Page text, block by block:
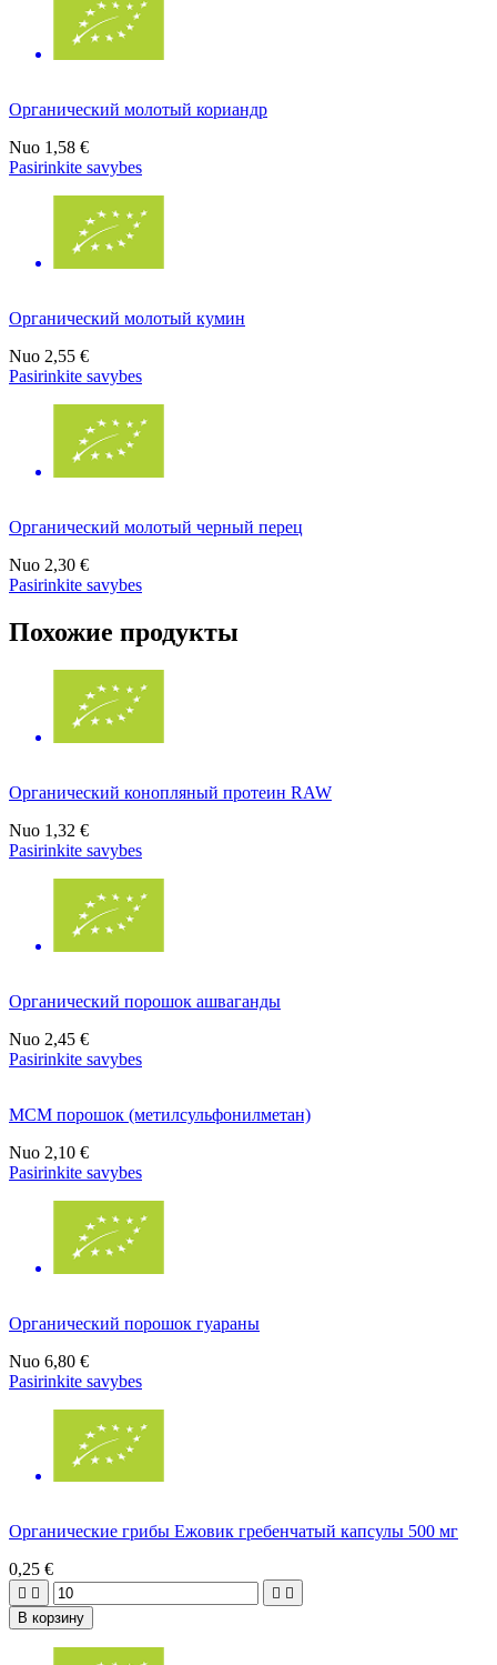
Органический молотый кориандр
Nuo 1,58 €
Pasirinkite savybes
Органический молотый кумин
Nuo 2,55 €
Pasirinkite savybes
Органический молотый черный перец
Nuo 2,30 €
Pasirinkite savybes
Похожие продукты
Органический конопляный протеин RAW
Nuo 1,32 €
Pasirinkite savybes
Органический порошок ашваганды
Nuo 2,45 €
Pasirinkite savybes
МСМ порошок (метилсульфонилметан)
Nuo 2,10 €
Pasirinkite savybes
Органический порошок гуараны
Nuo 6,80 €
Pasirinkite savybes
Органические грибы Eжовик гребенчатый капсулы 500 мг
0,25 €
   
В корзину